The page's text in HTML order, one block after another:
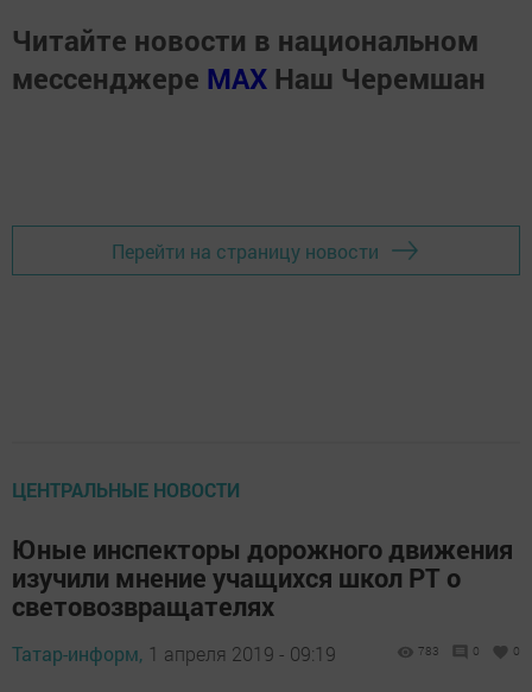
Читайте новости в национальном
мессенджере MАХ Наш Черемшан
Перейти на страницу новости
ЦЕНТРАЛЬНЫЕ НОВОСТИ
Юные инспекторы дорожного движения
изучили мнение учащихся школ РТ о
световозвращателях
Татар-информ, 1 апреля 2019 - 09:19 783 0 0